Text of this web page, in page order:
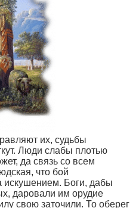
их, судьбы
Люди слабы плотью
да связь со всем
что бой
искушением. Боги, дабы
даровали им орудие
свою заточили. То оберег